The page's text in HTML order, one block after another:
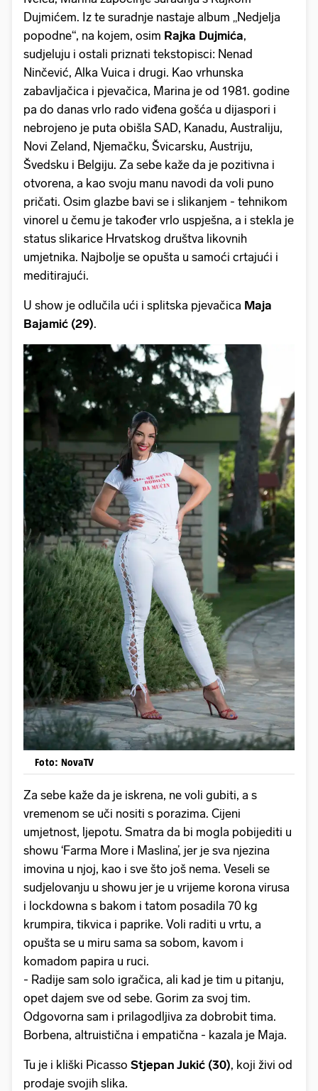
Dujmićem. Iz te suradnje nastaje album „Nedjelja
popodne“, na kojem, osim Rajka Dujmića,
sudjeluju i ostali priznati tekstopisci: Nenad
Ninčević, Alka Vuica i drugi. Kao vrhunska
zabavljačica i pjevačica, Marina je od 1981. godine
pa do danas vrlo rado viđena gošća u dijaspori i
nebrojeno je puta obišla SAD, Kanadu, Australiju,
Novi Zeland, Njemačku, Švicarsku, Austriju,
Švedsku i Belgiju. Za sebe kaže da je pozitivna i
otvorena, a kao svoju manu navodi da voli puno
pričati. Osim glazbe bavi se i slikanjem - tehnikom
vinorel u čemu je također vrlo uspješna, a i stekla je
status slikarice Hrvatskog društva likovnih
umjetnika. Najbolje se opušta u samoći crtajući i
meditirajući.
U show je odlučila ući i splitska pjevačica Maja
Bajamić (29).
Foto: NovaTV
Za sebe kaže da je iskrena, ne voli gubiti, a s
vremenom se uči nositi s porazima. Cijeni
umjetnost, ljepotu. Smatra da bi mogla pobijediti u
showu ‘Farma More i Maslina’, jer je sva njezina
imovina u njoj, kao i sve što još nema. Veseli se
sudjelovanju u showu jer je u vrijeme korona virusa
i lockdowna s bakom i tatom posadila 70 kg
krumpira, tikvica i paprike. Voli raditi u vrtu, a
opušta se u miru sama sa sobom, kavom i
komadom papira u ruci.
- Radije sam solo igračica, ali kad je tim u pitanju,
opet dajem sve od sebe. Gorim za svoj tim.
Odgovorna sam i prilagodljiva za dobrobit tima.
Borbena, altruistična i empatična - kazala je Maja.
Tu je i kliški Picasso Stjepan Jukić (30), koji živi od
prodaje svojih slika.